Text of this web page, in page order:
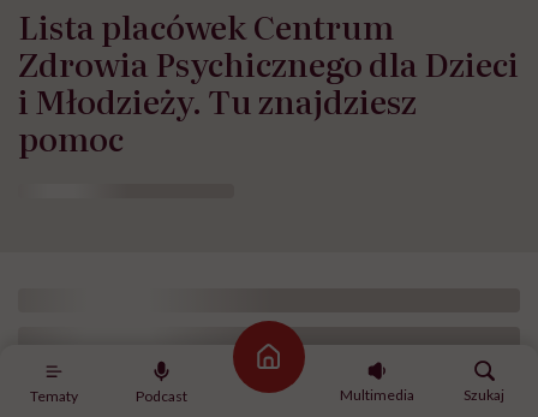
Tematy Podcast
Strona główna
Multimedia
Szukaj
Lista placówek Centrum
Zdrowia Psychicznego dla Dzieci
i Młodzieży. Tu znajdziesz
pomoc